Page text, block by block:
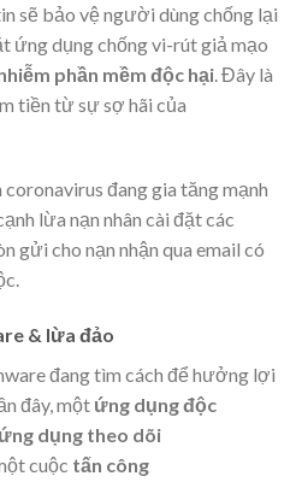
sẽ bảo vệ người dùng chống lại
ứng dụng chống vi-rút giả mạo
phần mềm độc hại . Đây là
tiền từ sự sợ hãi của
coronavirus đang gia tăng mạnh
lừa nạn nhân cài đặt các
gửi cho nạn nhận qua email có
& lừa đảo
đang tìm cách để hưởng lợi
đây, một ứng dụng độc
ứng dụng theo dõi
cuộc tấn công